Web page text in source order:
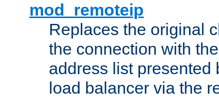
mod_remoteip
Replaces the original
the connection with
address list presented
load balancer via the